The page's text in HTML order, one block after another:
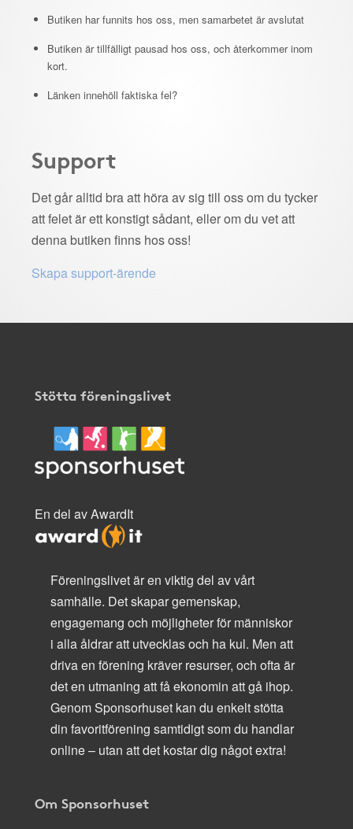
Butiken har funnits hos oss, men samarbetet är avslutat
Butiken är tillfälligt pausad hos oss, och återkommer inom
kort.
Länken innehöll faktiska fel?
Support
Det går alltid bra att höra av sig till oss om du tycker
att felet är ett konstigt sådant, eller om du vet att
denna butiken finns hos oss!
Skapa support-ärende
Stötta föreningslivet
En del av AwardIt
Föreningslivet är en viktig del av vårt
samhälle. Det skapar gemenskap,
engagemang och möjligheter för människor
i alla åldrar att utvecklas och ha kul. Men att
driva en förening kräver resurser, och ofta är
det en utmaning att få ekonomin att gå ihop.
Genom Sponsorhuset kan du enkelt stötta
din favoritförening samtidigt som du handlar
online – utan att det kostar dig något extra!
Om Sponsorhuset